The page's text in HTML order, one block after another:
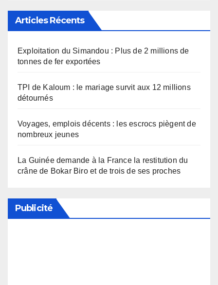
Articles Récents
Exploitation du Simandou : Plus de 2 millions de
tonnes de fer exportées
TPI de Kaloum : le mariage survit aux 12 millions
détournés
Voyages, emplois décents : les escrocs piègent de
nombreux jeunes
La Guinée demande à la France la restitution du
crâne de Bokar Biro et de trois de ses proches
Publicité